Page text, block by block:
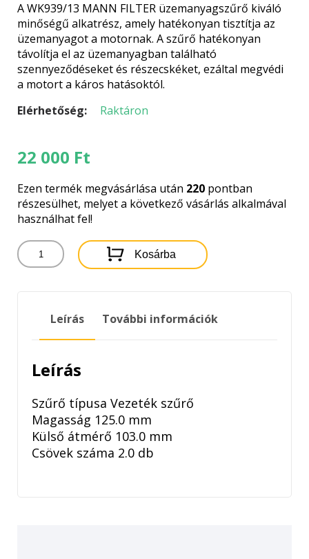
A WK939/13 MANN FILTER üzemanyagszűrő kiváló
minőségű alkatrész, amely hatékonyan tisztítja az
üzemanyagot a motornak. A szűrő hatékonyan
távolítja el az üzemanyagban található
szennyeződéseket és részecskéket, ezáltal megvédi
a motort a káros hatásoktól.
Elérhetőség:
Raktáron
22 000 Ft
Ezen termék megvásárlása után 220 pontban
részesülhet, melyet a következő vásárlás alkalmával
használhat fel!
WK939/13
MANN
Kosárba
Leírás További információk
Leírás
Szűrő típusa Vezeték szűrő
Magasság 125.0 mm
Külső átmérő 103.0 mm
Csövek száma 2.0 db